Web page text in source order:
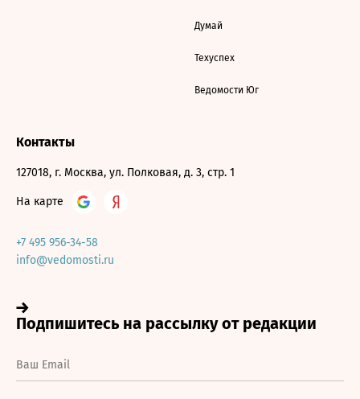
Думай
Техуспех
Ведомости Юг
Контакты
127018, г. Москва, ул. Полковая, д. 3, стр. 1
На карте
+7 495 956-34-58
info@vedomosti.ru